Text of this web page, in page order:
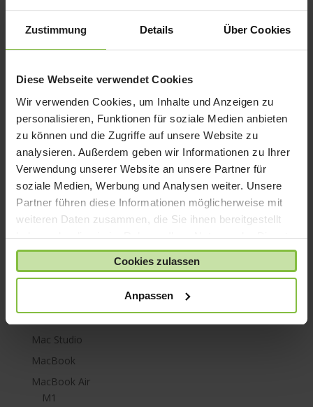
Zustimmung Details Über Cookies
Diese Webseite verwendet Cookies
Wir verwenden Cookies, um Inhalte und Anzeigen zu
personalisieren, Funktionen für soziale Medien anbieten
zu können und die Zugriffe auf unsere Website zu
analysieren. Außerdem geben wir Informationen zu Ihrer
Verwendung unserer Website an unsere Partner für
soziale Medien, Werbung und Analysen weiter. Unsere
Partner führen diese Informationen möglicherweise mit
weiteren Daten zusammen, die Sie ihnen bereitgestellt
haben oder die sie im Rahmen Ihrer Nutzung der Dienste
gesammelt haben.
Cookies zulassen
Anpassen
iPad Pro
iPhone 6
iPhone 8
iPhone SE
iPhone X
iPod nano
iPod shuffle
iPod touch
Kabel & Adapter
LaCie Rugged
Lightning
Mac Studio
MacBook
MacBook Air
M1